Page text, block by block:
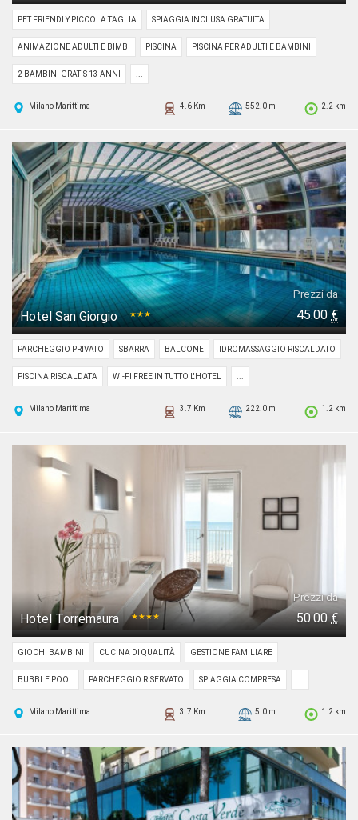
PET FRIENDLY PICCOLA TAGLIA SPIAGGIA INCLUSA GRATUITA
ANIMAZIONE ADULTI E BIMBI PISCINA PISCINA PER ADULTI E BAMBINI
2 BAMBINI GRATIS 13 ANNI
Milano Marittima 2.2 km
552.0 m
4.6 Km
Hotel San Giorgio ★★★
Prezzi da
45.00 €
PARCHEGGIO PRIVATO SBARRA BALCONE IDROMASSAGGIO RISCALDATO
PISCINA RISCALDATA WI-FI FREE IN TUTTO L'HOTEL ...
Milano Marittima 1.2 km
222.0 m
3.7 Km
Hotel Torremaura ★★★★
Prezzi da
50.00€
GIOCHI BAMBINI CUCINA DI QUALITÀ GESTIONE FAMILIARE
BUBBLE POOL PARCHEGGIO RISERVATO SPIAGGIA COMPRESA
Milano Marittima 1.2 km
5.0 m
3.7 Km